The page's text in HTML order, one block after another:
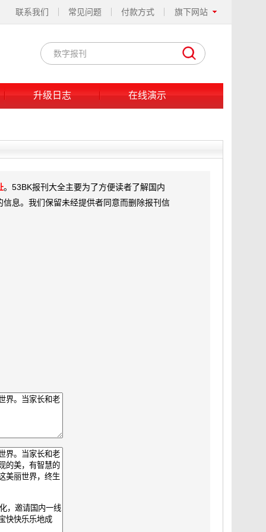
旗下网站
付款方式
常见问题
联系我们
升级日志 在线演示
。53BK报刊大全主要为了方便读者了解国内
息。我们保留未经提供者同意而删除报刊信